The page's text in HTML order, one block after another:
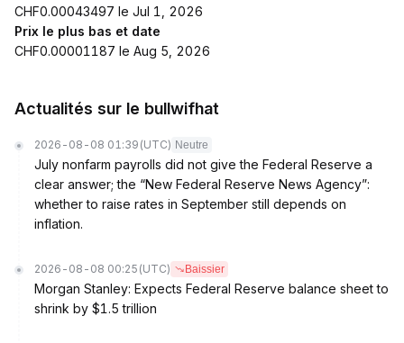
CHF0.00043497 le Jul 1, 2026
Prix le plus bas et date
CHF0.00001187 le Aug 5, 2026
Actualités sur le bullwifhat
2026-08-08 01:39 (UTC) Neutre
July nonfarm payrolls did not give the Federal Reserve a
clear answer; the “New Federal Reserve News Agency”:
whether to raise rates in September still depends on
inflation.
2026-08-08 00:25 (UTC) Baissier
Morgan Stanley: Expects Federal Reserve balance sheet to
shrink by $1.5 trillion